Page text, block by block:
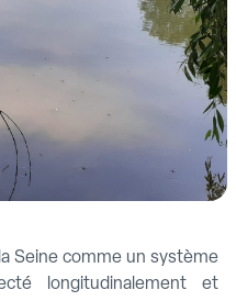
Seine comme un système
longitudinalement et